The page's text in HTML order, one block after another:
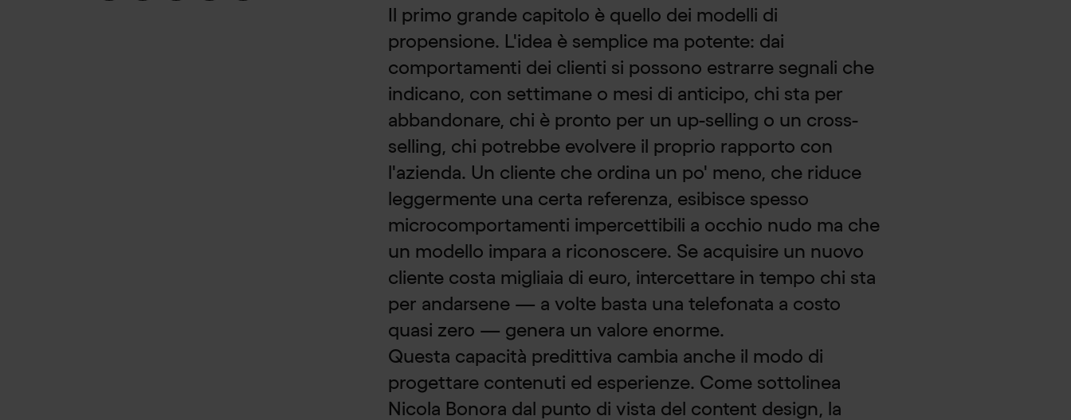
Il primo grande capitolo è quello dei modelli di
propensione. L'idea è semplice ma potente: dai
comportamenti dei clienti si possono estrarre segnali che
indicano, con settimane o mesi di anticipo, chi sta per
abbandonare, chi è pronto per un up-selling o un cross-
selling, chi potrebbe evolvere il proprio rapporto con
l'azienda. Un cliente che ordina un po' meno, che riduce
leggermente una certa referenza, esibisce spesso
microcomportamenti impercettibili a occhio nudo ma che
un modello impara a riconoscere. Se acquisire un nuovo
cliente costa migliaia di euro, intercettare in tempo chi sta
per andarsene — a volte basta una telefonata a costo
quasi zero — genera un valore enorme.
Questa capacità predittiva cambia anche il modo di
progettare contenuti ed esperienze. Come sottolinea
Nicola Bonora dal punto di vista del content design, la